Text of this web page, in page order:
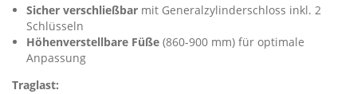
Sicher verschließbar mit Generalzylinderschloss inkl. 2
Schlüsseln
Höhenverstellbare Füße (860-900 mm) für optimale
Anpassung
Traglast: